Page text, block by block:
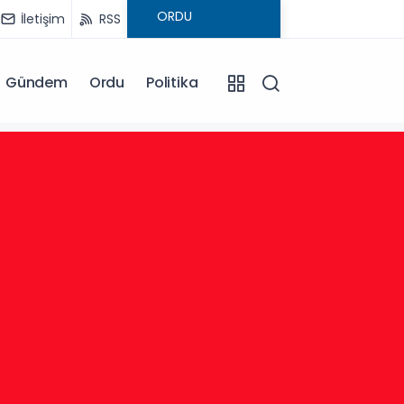
İletişim RSS
Gündem Ordu Politika